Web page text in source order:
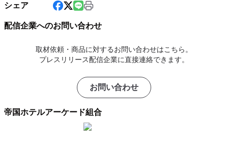
シェア
配信企業へのお問い合わせ
取材依頼・商品に対するお問い合わせはこちら。
プレスリリース配信企業に直接連絡できます。
お問い合わせ
帝国ホテルアーケード組合